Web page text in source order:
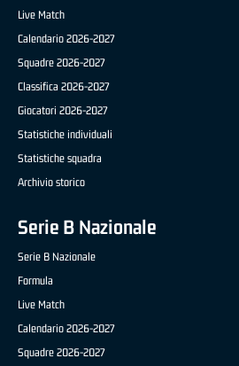
Live Match
Calendario 2026-2027
Squadre 2026-2027
Classifica 2026-2027
Giocatori 2026-2027
Statistiche individuali
Statistiche squadra
Archivio storico
Serie B Nazionale
Serie B Nazionale
Formula
Live Match
Calendario 2026-2027
Squadre 2026-2027